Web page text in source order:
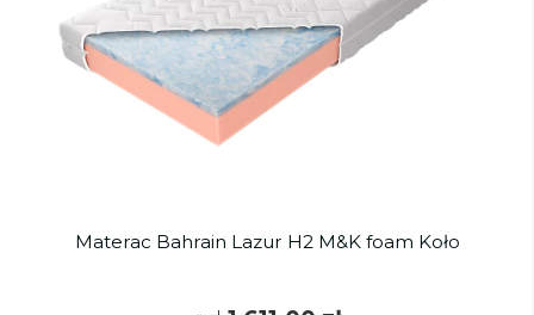
Materac Bahrain Lazur H2 M&K foam Koło